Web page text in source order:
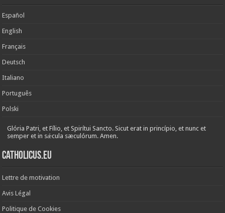
Español
English
Français
Deutsch
Italiano
Português
Polski
Glória Patri, et Fílio, et Spirítui Sancto. Sicut erat in princípio, et nunc et
semper et in sǽcula sæculórum. Amen.
Catholicus.eu
Lettre de motivation
Avis Légal
Politique de Cookies